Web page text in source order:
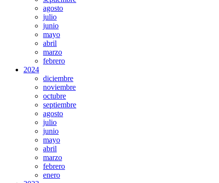
agosto
julio
junio
mayo
abril
marzo
febrero
2024
diciembre
noviembre
octubre
septiembre
agosto
julio
junio
mayo
abril
marzo
febrero
enero